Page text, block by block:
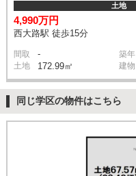
土地
4,990万円
西大路駅 徒歩15分
間取 - 築年
土地 172.99㎡ 建物
同じ学区の物件はこちら